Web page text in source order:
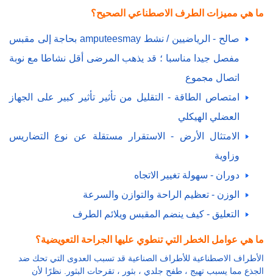
ما هي مميزات الطرف الاصطناعي الصحيح؟
صالح - الرياضيين / نشط amputeesmay بحاجة إلى مقبس
مفصل جيدا مناسبا ؛ قد يذهب المرضى أقل نشاطا مع نوبة
اتصال مجموع
امتصاص الطاقة - التقليل من تأثير تأثير كبير على الجهاز
العضلي الهيكلي
الامتثال الأرض - الاستقرار مستقلة عن نوع التضاريس
وزاوية
دوران - سهولة تغيير الاتجاه
الوزن - تعظيم الراحة والتوازن والسرعة
التعليق - كيف ينضم المقبس ويلائم الطرف
ما هي عوامل الخطر التي تنطوي عليها الجراحة التعويضية؟
الأطراف الاصطناعية للأطراف الصناعية قد تسبب العدوى التي تحك ضد
الجذع مما يسبب تهيج ، طفح جلدي ، بثور ، تقرحات البثور. نظرًا لأن